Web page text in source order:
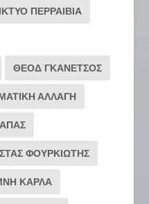
ΠΕΡΡΑΙΒΙΑ
ΘΕΟΔ ΓΚΑΝΕΤΣΟΣ
ΑΛΛΑΓΗ
ΦΟΥΡΚΙΩΤΗΣ
ΚΑΡΛΑ